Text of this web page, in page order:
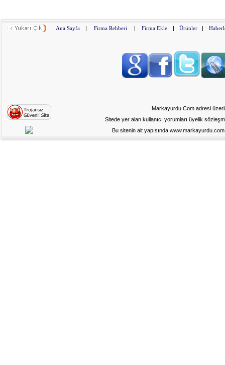
Ana Sayfa | Firma Rehberi | Firma Ekle | Ürünler |
Markayurdu.Com adresi
Sitede yer alan kullanıcı yorumları üyelik
Bu sitenin alt yapısında www.markayurdu.com